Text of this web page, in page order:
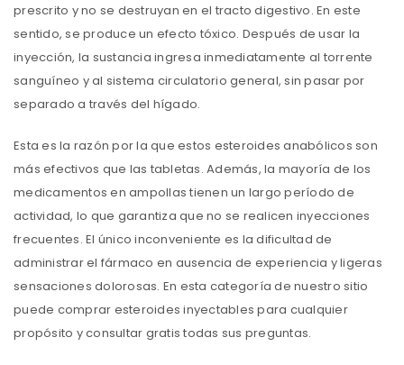
prescrito y no se destruyan en el tracto digestivo. En este
sentido, se produce un efecto tóxico. Después de usar la
inyección, la sustancia ingresa inmediatamente al torrente
sanguíneo y al sistema circulatorio general, sin pasar por
separado a través del hígado.
Esta es la razón por la que estos esteroides anabólicos son
más efectivos que las tabletas. Además, la mayoría de los
medicamentos en ampollas tienen un largo período de
actividad, lo que garantiza que no se realicen inyecciones
frecuentes. El único inconveniente es la dificultad de
administrar el fármaco en ausencia de experiencia y ligeras
sensaciones dolorosas. En esta categoría de nuestro sitio
puede comprar esteroides inyectables para cualquier
propósito y consultar gratis todas sus preguntas.